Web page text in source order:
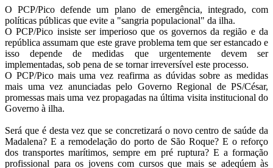
O PCP/Pico defende um plano de emergência, integrado, com
políticas públicas que evite a "sangria populacional" da ilha.
O PCP/Pico insiste ser imperioso que os governos da região e da
república assumam que este grave problema tem que ser estancado e
isso depende de medidas que urgentemente devem ser
implementadas, sob pena de se tornar irreversível este processo.
O PCP/Pico mais uma vez reafirma as dúvidas sobre as medidas
mais uma vez anunciadas pelo Governo Regional de PS/César,
promessas mais uma vez propagadas na última visita institucional do
Governo à ilha.
Será que é desta vez que se concretizará o novo centro de saúde da
Madalena? E a remodelação do porto de São Roque? E o reforço
dos transportes marítimos, sempre em pré ruptura? E a formação
profissional para os jovens com cursos que mais se adeqúem às